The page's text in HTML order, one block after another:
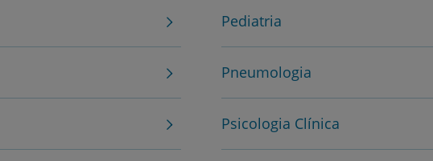
Contacte-nos
Pediatria
Pneumologia
Psicologia Clínica